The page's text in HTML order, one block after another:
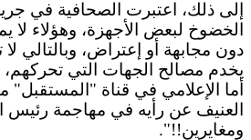
الخضوخ لبعض الأجهزة، وهؤلاء لا
دون مجابهة أو إعتراض، وبالتالي
يخدم مصالح الجهات التي تحركهم،
أما الإعلامي في قناة "المستقبل"
العنيف عن رأيه في مهاجمة رئيس
ومغايرين!!".